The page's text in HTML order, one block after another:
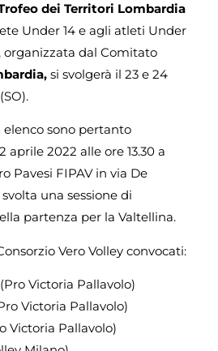
dei Territori Lombardia
Under 14 e agli atleti Under
organizzata dal Comitato
si svolgerà il 23 e 24
sono pertanto
aprile 2022 alle ore 13.30 a
Pavesi FIPAV in via De
una sessione di
partenza per la Valtellina.
Vero Volley convocati:
(Pro Victoria Pallavolo)
Victoria Pallavolo)
Victoria Pallavolo)